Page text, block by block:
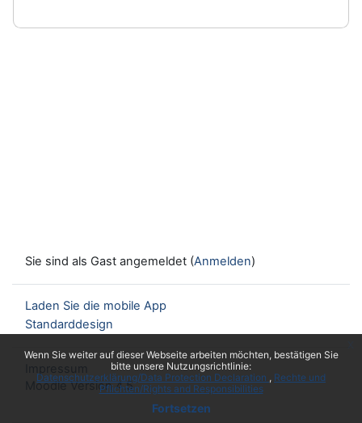
Wenn Sie weiter auf dieser Webseite arbeiten möchten, bestätigen Sie
bitte unsere Nutzungsrichtlinie:
Datenschutzerklärung/Data Protection Declaration
Rechte und
Pflichten/Rights and Responsibilities
Fortsetzen
Sie sind als Gast angemeldet (Anmelden)
Laden Sie die mobile App
Standarddesign
Moodle Version 4.5